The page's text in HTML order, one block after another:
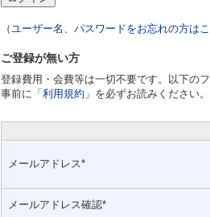
（ユーザー名、パスワードをお忘れの方は
ご登録が無い方
登録費用・会費等は一切不要です。以下の
事前に「 利用規約 」を必ずお読みください。
メールアドレス*
メールアドレス確認*